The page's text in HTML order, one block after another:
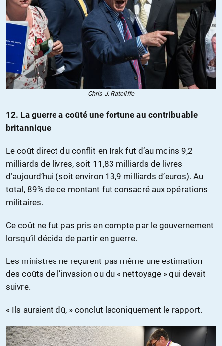
Chris J. Ratcliffe
12. La guerre a coûté une fortune au contribuable
britannique
Le coût direct du conflit en Irak fut d’au moins 9,2
milliards de livres, soit 11,83 milliards de livres
d’aujourd’hui (soit environ 13,9 milliards d’euros). Au
total, 89% de ce montant fut consacré aux opérations
militaires.
Ce coût ne fut pas pris en compte par le gouvernement
lorsqu’il décida de partir en guerre.
Les ministres ne reçurent pas même une estimation
des coûts de l’invasion ou du « nettoyage » qui devait
suivre.
« Ils auraient dû, » conclut laconiquement le rapport.